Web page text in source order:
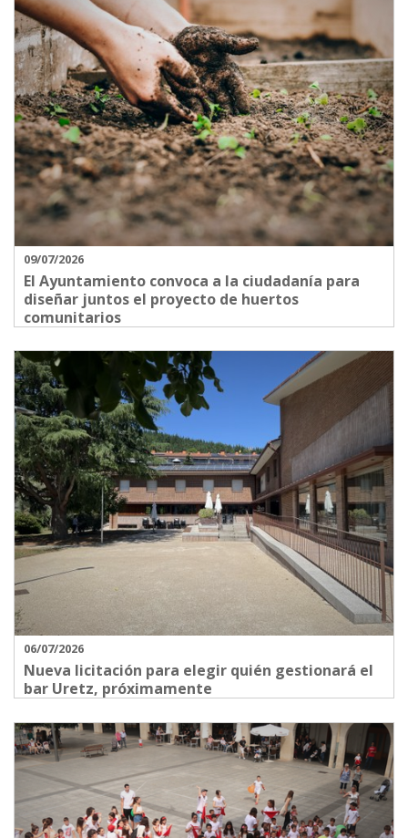
09/07/2026
El Ayuntamiento convoca a la ciudadanía para
diseñar juntos el proyecto de huertos
comunitarios
06/07/2026
Nueva licitación para elegir quién gestionará el
bar Uretz, próximamente